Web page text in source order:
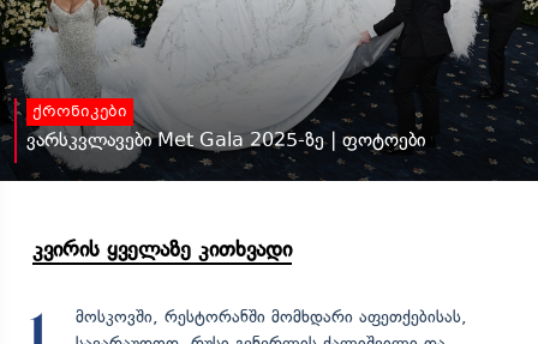
ქრონიკები
ვარსკვლავები Met Gala 2025-ზე | ფოტოები
კვირის ყველაზე კითხვადი
1
მოსკოვში, რესტორანში მომხდარი აფეთქებისას,